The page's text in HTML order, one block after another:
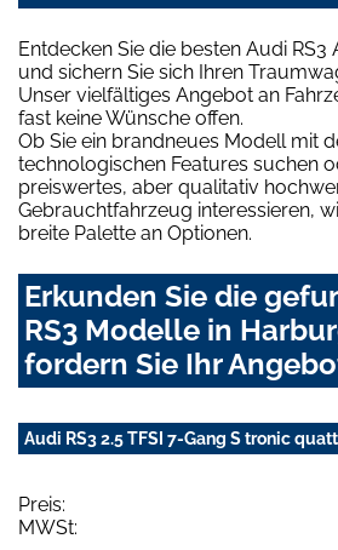
Entdecken Sie die besten Audi
und sichern Sie sich Ihren
Unser vielfältiges Angebot an
fast keine Wünsche offen.
Ob Sie ein brandneues Modell mit
technologischen Features suchen
preiswertes, aber qualitativ
Gebrauchtfahrzeug interessieren,
breite Palette an Optionen.
Erkunden Sie die
RS3 Modelle in
fordern Sie Ihr
Audi RS3 2.5 TFSI 7-Gang S tronic
Preis:
MWSt: